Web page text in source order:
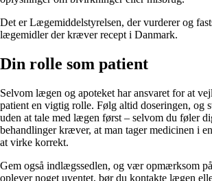
Det er Lægemiddelstyrelsen, der vurderer og
lægemidler der kræver recept i Danmark.
Din rolle som patient
Selvom lægen og apoteket har ansvaret for at
patient en vigtig rolle. Følg altid doseringen, og
uden at tale med lægen først – selvom du føler
behandlinger kræver, at man tager medicinen i
at virke korrekt.
Gem også indlægssedlen, og vær opmærksom
oplever noget uventet, bør du kontakte lægen